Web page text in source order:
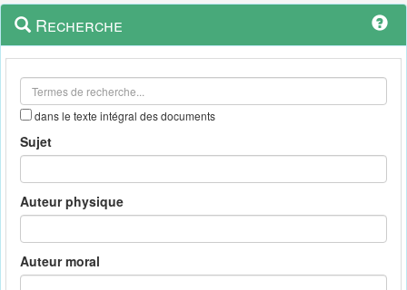
Navigation
outils
Menu
contextuel
Recherche
dans le texte intégral des documents
Sujet
Auteur physique
Auteur moral